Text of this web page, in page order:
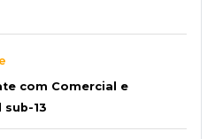
com Comercial e
13